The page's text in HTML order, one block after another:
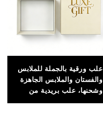
علب ورقية بالجملة للملابس
والفستان والملابس الجاهزة
وشحنها، علب بريدية من